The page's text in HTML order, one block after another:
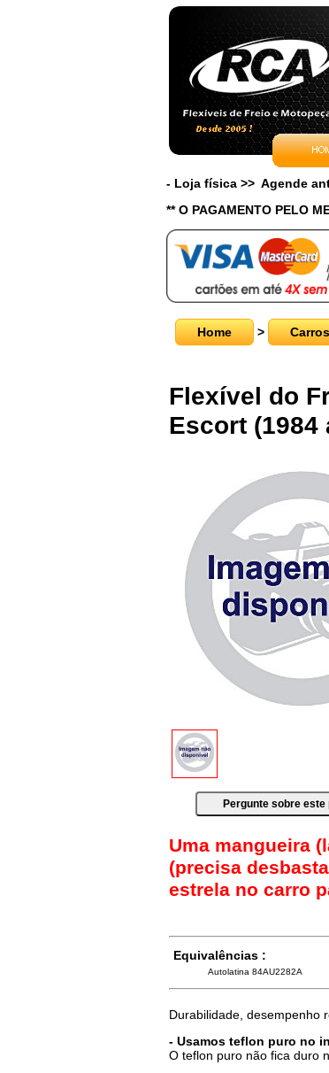
- Loja física >> Agende
** O PAGAMENTO PELO
Home > Carros
Flexível do
Escort (1984
Uma mangueira
(precisa
estrela no carro
Equivalências :
Autolatina 84AU2282A
Durabilidade, desempenho
- Usamos teflon puro no
O teflon puro não fica duro